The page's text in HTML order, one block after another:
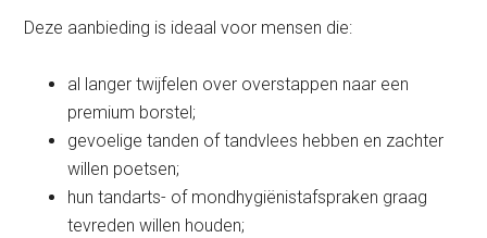
Deze aanbieding is ideaal voor mensen die:
al langer twijfelen over overstappen naar een
premium borstel;
gevoelige tanden of tandvlees hebben en zachter
willen poetsen;
hun tandarts- of mondhygiënistafspraken graag
tevreden willen houden;